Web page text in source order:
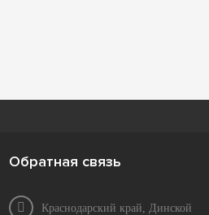
Обратная связь
Краснодарский край, Динской